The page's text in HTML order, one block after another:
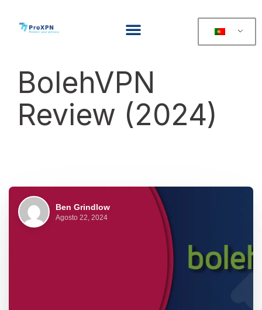
BolehVPN
Review (2024)
Ben Grindlow
Agosto 22, 2024